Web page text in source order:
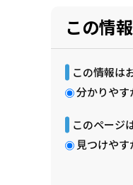
この情
この情報は
分かりやす
このページ
見つけやす